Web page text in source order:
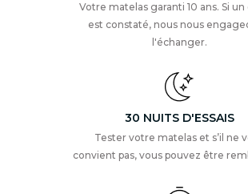
Votre matelas garanti 10 ans. Si
est constaté, nous nous
l'échanger.
30 NUITS D'ESSAIS
Tester votre matelas et s’il ne
convient pas, vous pouvez être